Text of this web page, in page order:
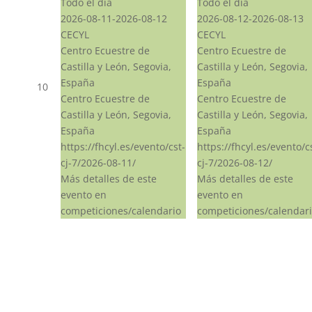
10
2026-08-11-2026-08-12
CECYL
Centro Ecuestre de
Castilla y León, Segovia,
España
Centro Ecuestre de
Castilla y León, Segovia,
España
https://fhcyl.es/evento/cst-
cj-7/2026-08-11/
Más detalles de este
evento en
competiciones/calendario
2026-08-12-2026-08-13
CECYL
Centro Ecuestre de
Castilla y León, Segovia,
España
Centro Ecuestre de
Castilla y León, Segovia,
España
https://fhcyl.es/evento/
cj-7/2026-08-12/
Más detalles de este
evento en
competiciones/